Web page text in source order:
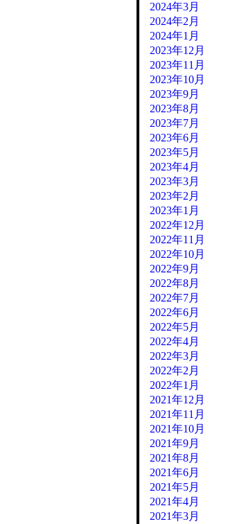
2024年3月
2024年2月
2024年1月
2023年12月
2023年11月
2023年10月
2023年9月
2023年8月
2023年7月
2023年6月
2023年5月
2023年4月
2023年3月
2023年2月
2023年1月
2022年12月
2022年11月
2022年10月
2022年9月
2022年8月
2022年7月
2022年6月
2022年5月
2022年4月
2022年3月
2022年2月
2022年1月
2021年12月
2021年11月
2021年10月
2021年9月
2021年8月
2021年6月
2021年5月
2021年4月
2021年3月